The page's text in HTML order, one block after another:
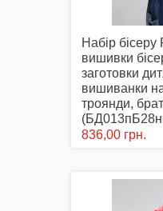
Набір
вишивки
заготовки
вишиванки
троянди,
836,00 грн.